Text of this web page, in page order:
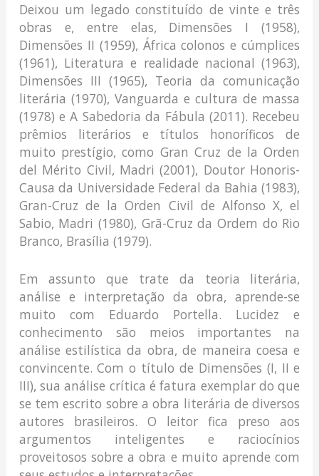
Deixou um legado constituído de vinte e três
obras e, entre elas, Dimensões I (1958),
Dimensões II (1959), África colonos e cúmplices
(1961), Literatura e realidade nacional (1963),
Dimensões III (1965), Teoria da comunicação
literária (1970), Vanguarda e cultura de massa
(1978) e A Sabedoria da Fábula (2011). Recebeu
prêmios literários e títulos honoríficos de
muito prestígio, como Gran Cruz de la Orden
del Mérito Civil, Madri (2001), Doutor Honoris-
Causa da Universidade Federal da Bahia (1983),
Gran-Cruz de la Orden Civil de Alfonso X, el
Sabio, Madri (1980), Grã-Cruz da Ordem do Rio
Branco, Brasília (1979).
Em assunto que trate da teoria literária,
análise e interpretação da obra, aprende-se
muito com Eduardo Portella. Lucidez e
conhecimento são meios importantes na
análise estilística da obra, de maneira coesa e
convincente. Com o título de Dimensões (I, II e
III), sua análise crítica é fatura exemplar do que
se tem escrito sobre a obra literária de diversos
autores brasileiros. O leitor fica preso aos
argumentos inteligentes e raciocínios
proveitosos sobre a obra e muito aprende com